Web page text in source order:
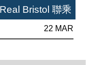
Bristol 聯乘
」登場22 MAR